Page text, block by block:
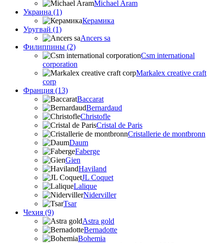
Michael Aram
Украина (1)
Керамика
Уругвай (1)
Ancers sa
Филиппины (2)
Csm international
corporation
Markalex creative craft
corp
Франция (13)
Baccarat
Bernardaud
Christofle
Cristal de Paris
Cristallerie de montbronn
Daum
Faberge
Gien
Haviland
JL Coquet
Lalique
Niderviller
Tsar
Чехия (9)
Astra gold
Bernadotte
Bohemia